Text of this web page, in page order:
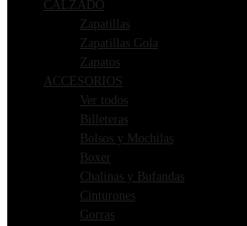
CALZADO
Zapatillas
Zapatillas Gola
Zapatos
ACCESORIOS
Ver todos
Billeteras
Bolsos y Mochilas
Boxer
Chalinas y Bufandas
Cinturones
Gorras